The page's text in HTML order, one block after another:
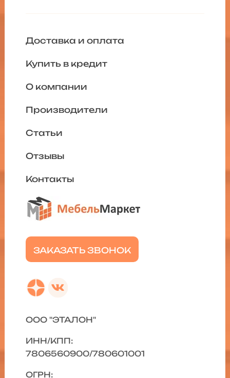
ЗАКАЗАТЬ ЗВОНОК
Доставка и оплата
Купить в кредит
О компании
Производители
Статьи
Отзывы
Контакты
ООО "ЭТАЛОН"
ИНН/КПП:
7806560900/780601001
ОГРН: